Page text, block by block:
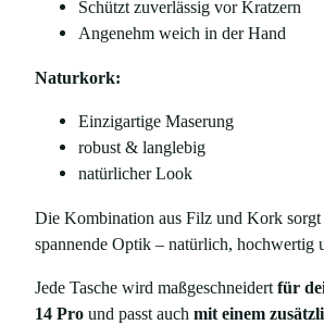
h
u
n
d
1
Schützt zuverlässig vor Kratzern
Angenehm weich in der Hand
Naturkork:
Einzigartige Maserung
robust & langlebig
natürlicher Look
Die Kombination aus Filz und Kork
spannende Optik – natürlich, hochwertig
Jede Tasche wird maßgeschneidertfür
14 Pro und passt auch mit einem